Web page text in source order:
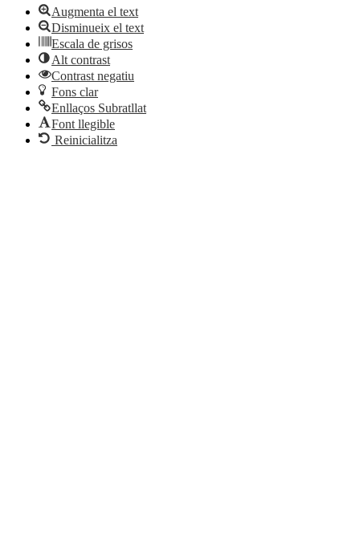
Augmenta el text
Disminueix el text
Escala de grisos
Alt contrast
Contrast negatiu
Fons clar
Enllaços Subratllat
Font llegible
Reinicialitza